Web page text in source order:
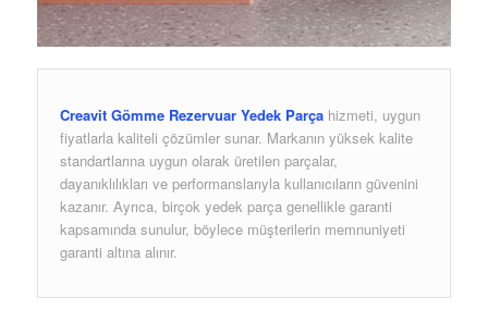
Creavit Gömme Rezervuar Yedek Parçahizmeti, uygun
fiyatlarla kaliteli çözümler sunar. Markanın yüksek kalite
standartlarına uygun olarak üretilen parçalar,
dayanıklılıkları ve performanslarıyla kullanıcıların güvenini
kazanır. Ayrıca, birçok yedek parça genellikle garanti
kapsamında sunulur, böylece müşterilerin memnuniyeti
garanti altına alınır.